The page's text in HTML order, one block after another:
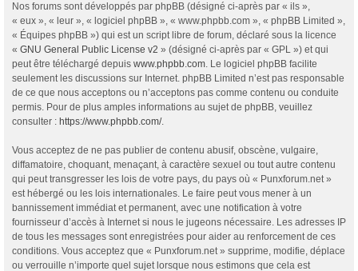
Nos forums sont développés par phpBB (désigné ci-après par « ils »,
« eux », « leur », « logiciel phpBB », « www.phpbb.com », « phpBB Limited »,
« Équipes phpBB ») qui est un script libre de forum, déclaré sous la licence
« GNU General Public License v2 » (désigné ci-après par « GPL ») et qui
peut être téléchargé depuis www.phpbb.com. Le logiciel phpBB facilite
seulement les discussions sur Internet. phpBB Limited n’est pas responsable
de ce que nous acceptons ou n’acceptons pas comme contenu ou conduite
permis. Pour de plus amples informations au sujet de phpBB, veuillez
consulter : https://www.phpbb.com/.
Vous acceptez de ne pas publier de contenu abusif, obscène, vulgaire,
diffamatoire, choquant, menaçant, à caractère sexuel ou tout autre contenu
qui peut transgresser les lois de votre pays, du pays où « Punxforum.net »
est hébergé ou les lois internationales. Le faire peut vous mener à un
bannissement immédiat et permanent, avec une notification à votre
fournisseur d’accès à Internet si nous le jugeons nécessaire. Les adresses IP
de tous les messages sont enregistrées pour aider au renforcement de ces
conditions. Vous acceptez que « Punxforum.net » supprime, modifie, déplace
ou verrouille n’importe quel sujet lorsque nous estimons que cela est